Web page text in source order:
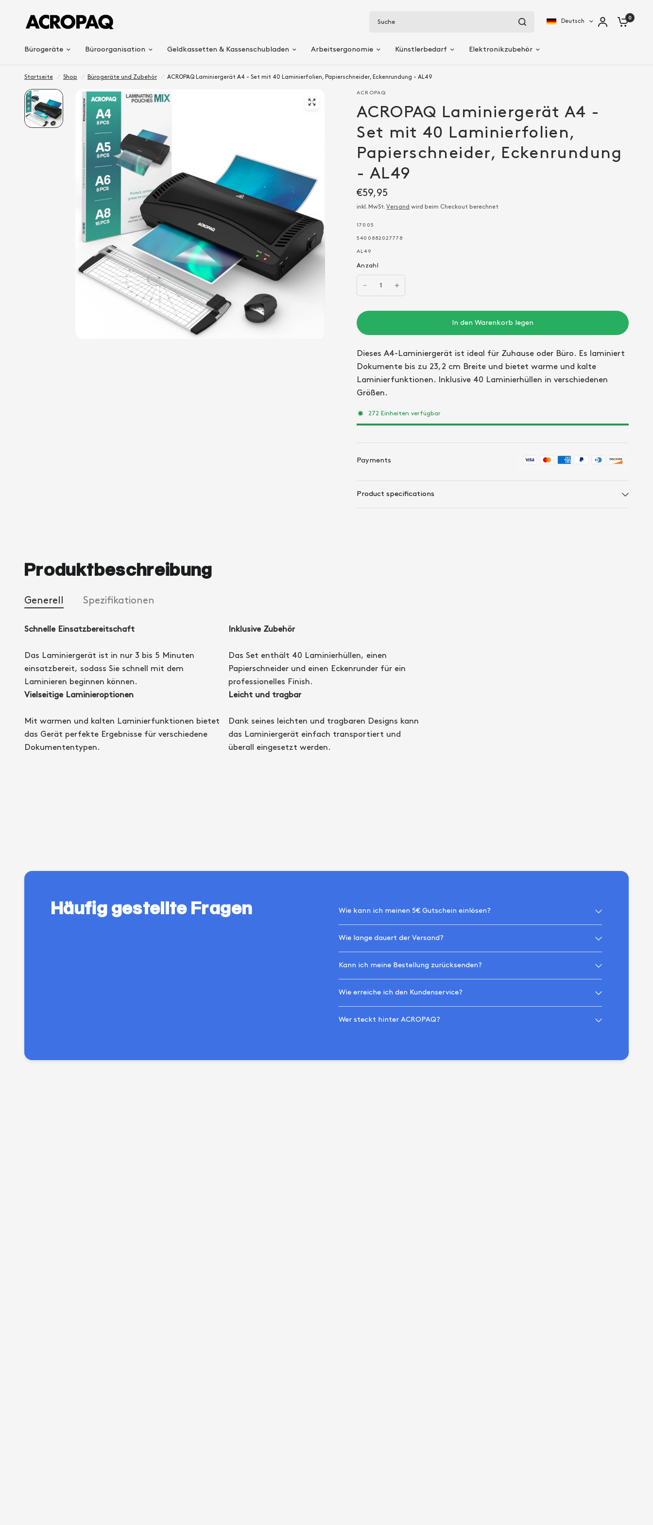
Deutsch
0
Bürogeräte Büroorganisation Geldkassetten & Kassenschubladen Arbeitsergonomie Künstlerbedarf Elektronikzubehör
Startseite / Shop / Bürogeräte und Zubehör / ACROPAQ Laminiergerät A4 - Set mit 40 Laminierfolien, Papierschneider, Eckenrundung - AL49
ACROPAQ
ACROPAQ Laminiergerät A4 -
Set mit 40 Laminierfolien,
Papierschneider, Eckenrundung
- AL49
€59,95
inkl. MwSt.Versand wird beim Checkout berechnet
17005
5400882027778
AL49
Anzahl
In den Warenkorb legen
Dieses A4-Laminiergerät ist ideal für Zuhause oder Büro. Es laminiert
Dokumente bis zu 23,2 cm Breite und bietet warme und kalte
Laminierfunktionen. Inklusive 40 Laminierhüllen in verschiedenen
Größen.
272 Einheiten verfügbar
Payments
Product specifications
Produktbeschreibung
Generell Spezifikationen
Schnelle Einsatzbereitschaft
Das Laminiergerät ist in nur 3 bis 5 Minuten
einsatzbereit, sodass Sie schnell mit dem
Laminieren beginnen können.
Vielseitige Laminieroptionen
Mit warmen und kalten Laminierfunktionen bietet
das Gerät perfekte Ergebnisse für verschiedene
Dokumententypen.
Inklusive Zubehör
Das Set enthält 40 Laminierhüllen, einen
Papierschneider und einen Eckenrunder für ein
professionelles Finish.
Leicht und tragbar
Dank seines leichten und tragbaren Designs kann
das Laminiergerät einfach transportiert und
überall eingesetzt werden.
Häufig gestellte Fragen Wie kann ich meinen 5€ Gutschein einlösen?
Wie lange dauert der Versand?
Kann ich meine Bestellung zurücksenden?
Wie erreiche ich den Kundenservice?
Wer steckt hinter ACROPAQ?